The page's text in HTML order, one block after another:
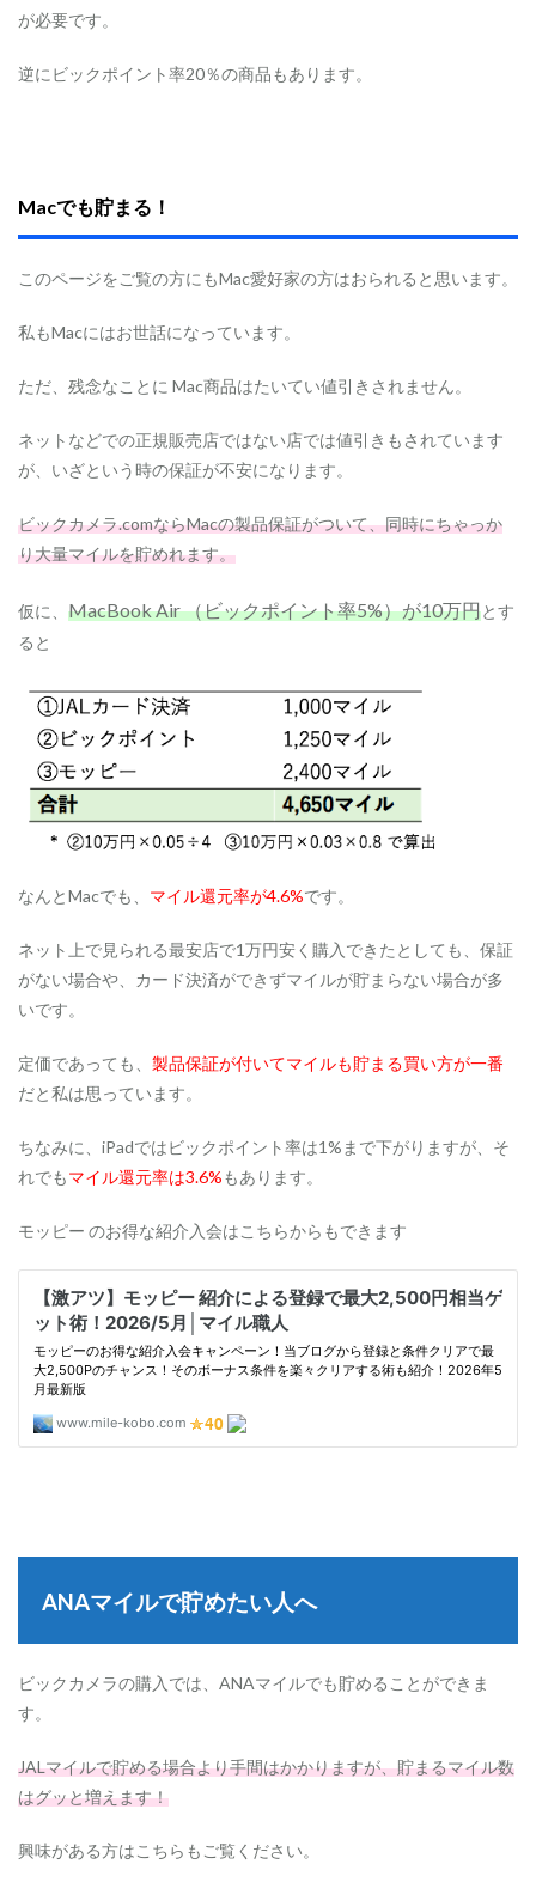
が必要です。
逆にビックポイント率20％の商品もあります。
Macでも貯まる！
このページをご覧の方にもMac愛好家の方はおられると思います。
私もMacにはお世話になっています。
ただ、残念なことに Mac商品はたいてい値引きされません。
ネットなどでの正規販売店ではない店では値引きもされています
が、いざという時の保証が不安になります。
ビックカメラ.comならMacの製品保証がついて、同時にちゃっか
り大量マイルを貯めれます。
仮に、 MacBook Air （ビックポイント率5%）が10万円とす
ると
なんとMacでも、 マイル還元率が4.6%です。
ネット上で見られる最安店で1万円安く購入できたとしても、保証
がない場合や、カード決済ができずマイルが貯まらない場合が多
いです。
定価であっても、 製品保証が付いてマイルも貯まる買い方が一番
だと私は思っています。
ちなみに、iPadではビックポイント率は1%まで下がりますが、そ
れでもマイル還元率は3.6%もあります。
モッピー のお得な紹介入会はこちらからもできます
ANAマイルで貯めたい人へ
ビックカメラの購入では、ANAマイルでも貯めることができま
す。
JALマイルで貯める場合より手間はかかりますが、貯まるマイル数
はグッと増えます！
興味がある方はこちらもご覧ください。